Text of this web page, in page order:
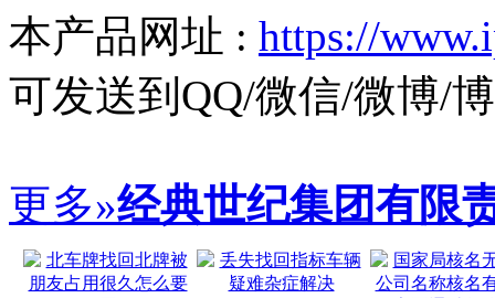
本产品网址 : https://
可发送到QQ/微信/微博/
更多»经典世纪集团有限